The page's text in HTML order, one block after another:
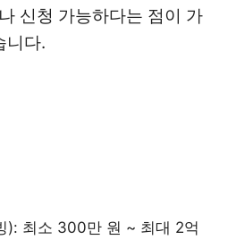
신청 가능하다는 점이 가
니다.
): 최소 300만 원 ~ 최대 2억